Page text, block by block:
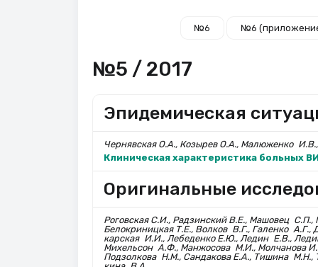
№6 №6
№5 / 2017
Эпидемическая
Чернявская О.А., Козырев О.А., Малю­женко
Клиническая характеристика больных
Оригинальные
Роговская С.И., Радзинский В.Е., Машовец
Белокриницкая Т.Е., Вол­ков В.Г., Галенко
кар­ская И.И., Лебе­денко Е.Ю., Ледин Е.В.,
Михельсон А.Ф., Манжосова М.И., Молча­нова
Подзолкова Н.М., Сан­да­ко­ва Е.А., Тишина